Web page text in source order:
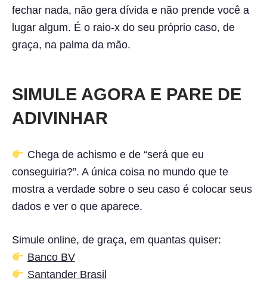
fechar nada, não gera dívida e não prende você a
lugar algum. É o raio-x do seu próprio caso, de
graça, na palma da mão.
SIMULE AGORA E PARE DE
ADIVINHAR
Chega de achismo e de “será que eu
conseguiria?”. A única coisa no mundo que te
mostra a verdade sobre o seu caso é colocar seus
dados e ver o que aparece.
Simule online, de graça, em quantas quiser:
Banco BV
Santander Brasil